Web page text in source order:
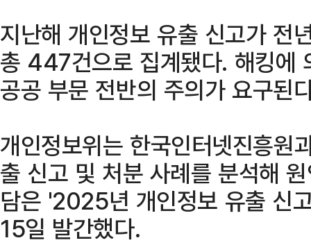
지난해 개인정보 유출 신고가
총 447건으로 집계됐다. 해킹에
공공 부문 전반의 주의가 요구된
개인정보위는 한국인터넷진흥원
출 신고 및 처분 사례를 분석해
담은 '2025년 개인정보 유출 신
15일 발간했다.